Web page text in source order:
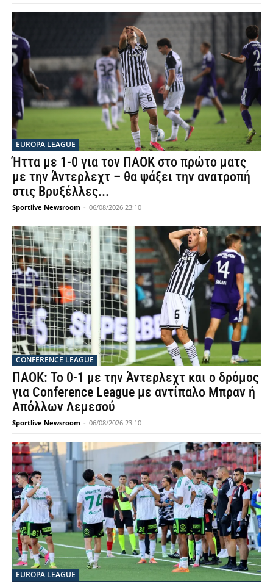
EUROPA LEAGUE
Ήττα με 1-0 για τον ΠΑΟΚ στο πρώτο ματς
με την Άντερλεχτ – θα ψάξει την ανατροπή
στις Βρυξέλλες...
Sportlive Newsroom - 06/08/2026 23:10
CONFERENCE LEAGUE
ΠΑΟΚ: Το 0-1 με την Άντερλεχτ και ο δρόμος
για Conference League με αντίπαλο Μπραν ή
Απόλλων Λεμεσού
Sportlive Newsroom - 06/08/2026 23:10
EUROPA LEAGUE